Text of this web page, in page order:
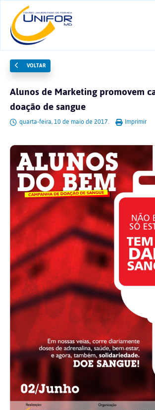
VOLTAR
Alunos de Marketing promovem
doação de sangue
quarta-feira, 10 de maio de 2017. Imprimir